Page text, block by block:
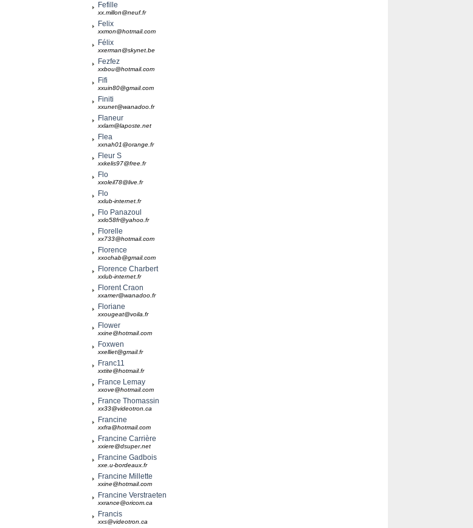
Fefille
xx.millon@neuf.fr
Felix
xxmon@hotmail.com
Félix
xxerman@skynet.be
Fezfez
xxbou@hotmail.com
Fifi
xxuin80@gmail.com
Finiti
xxunet@wanadoo.fr
Flaneur
xxlam@laposte.net
Flea
xxnah01@orange.fr
Fleur S
xxkelis97@free.fr
Flo
xxoleil78@live.fr
Flo
xxlub-internet.fr
Flo Panazoul
xxlo58fr@yahoo.fr
Florelle
xx733@hotmail.com
Florence
xxochab@gmail.com
Florence Charbert
xxlub-internet.fr
Florent Craon
xxamer@wanadoo.fr
Floriane
xxougeat@voila.fr
Flower
xxine@hotmail.com
Foxwen
xxelliet@gmail.fr
Franc11
xxtite@hotmail.fr
France Lemay
xxove@hotmail.com
France Thomassin
xx33@videotron.ca
Francine
xxfra@hotmail.com
Francine Carrière
xxiere@dsuper.net
Francine Gadbois
xxe.u-bordeaux.fr
Francine Millette
xxine@hotmail.com
Francine Verstraeten
xxrance@oricom.ca
Francis
xxs@videotron.ca